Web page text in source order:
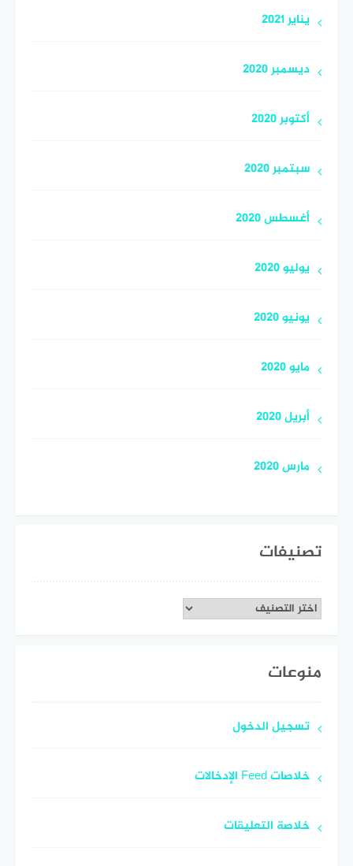
يناير 2021
ديسمبر 2020
أكتوبر 2020
سبتمبر 2020
أغسطس 2020
يوليو 2020
يونيو 2020
مايو 2020
أبريل 2020
مارس 2020
تصنيفات
تصنيفات
منوعات
تسجيل الدخول
خلاصات Feed الإدخالات
خلاصة التعليقات